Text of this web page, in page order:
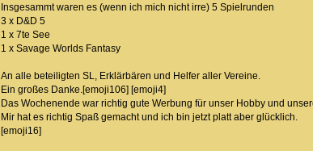
Insgesammt waren es (wenn ich mich nicht irre) 5 Spielrunden
3 x D&D 5
1 x 7te See
1 x Savage Worlds Fantasy
An alle beteiligten SL, Erklärbären und Helfer aller Vereine.
Ein großes Danke.[emoji106] [emoji4]
Das Wochenende war richtig gute Werbung für unser Hobby und
Mir hat es richtig Spaß gemacht und ich bin jetzt platt aber glücklich.
[emoji16]